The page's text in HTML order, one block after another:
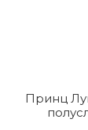
Принц